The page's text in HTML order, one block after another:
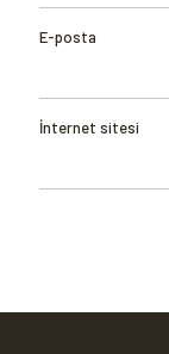
E-posta
İnternet sitesi